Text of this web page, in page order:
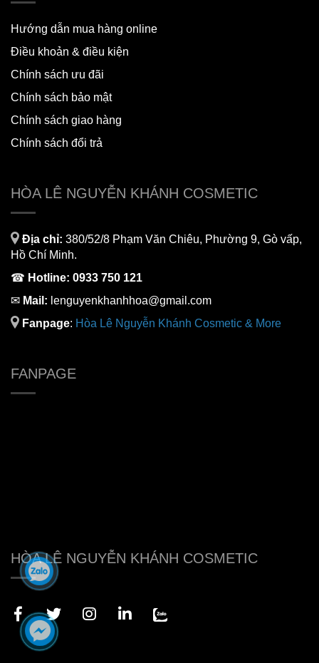
Hướng dẫn mua hàng online
Điều khoản & điều kiện
Chính sách ưu đãi
Chính sách bảo mật
Chính sách giao hàng
Chính sách đổi trả
HÒA LÊ NGUYỄN KHÁNH COSMETIC
Địa chỉ: 380/52/8 Phạm Văn Chiêu, Phường 9, Gò vấp,
Hồ Chí Minh.
☎ Hotline: 0933 750 121
✉ Mail: lenguyenkhanhhoa@gmail.com
Fanpage: Hòa Lê Nguyễn Khánh Cosmetic & More
FANPAGE
HÒA LÊ NGUYỄN KHÁNH COSMETIC